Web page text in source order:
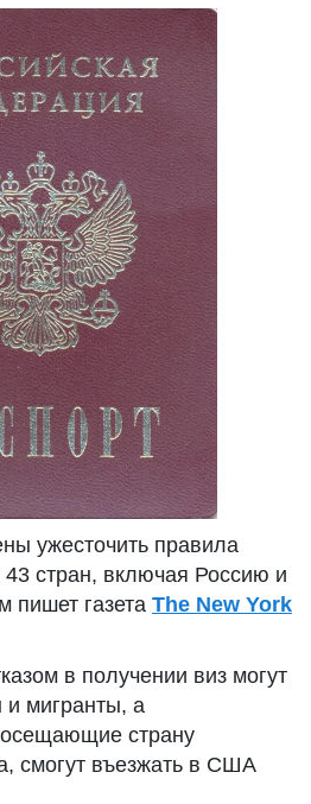
ужесточить правила
стран, включая Россию и
пишет газета The New York
в получении виз могут
и мигранты, а
страну
смогут въезжать в США